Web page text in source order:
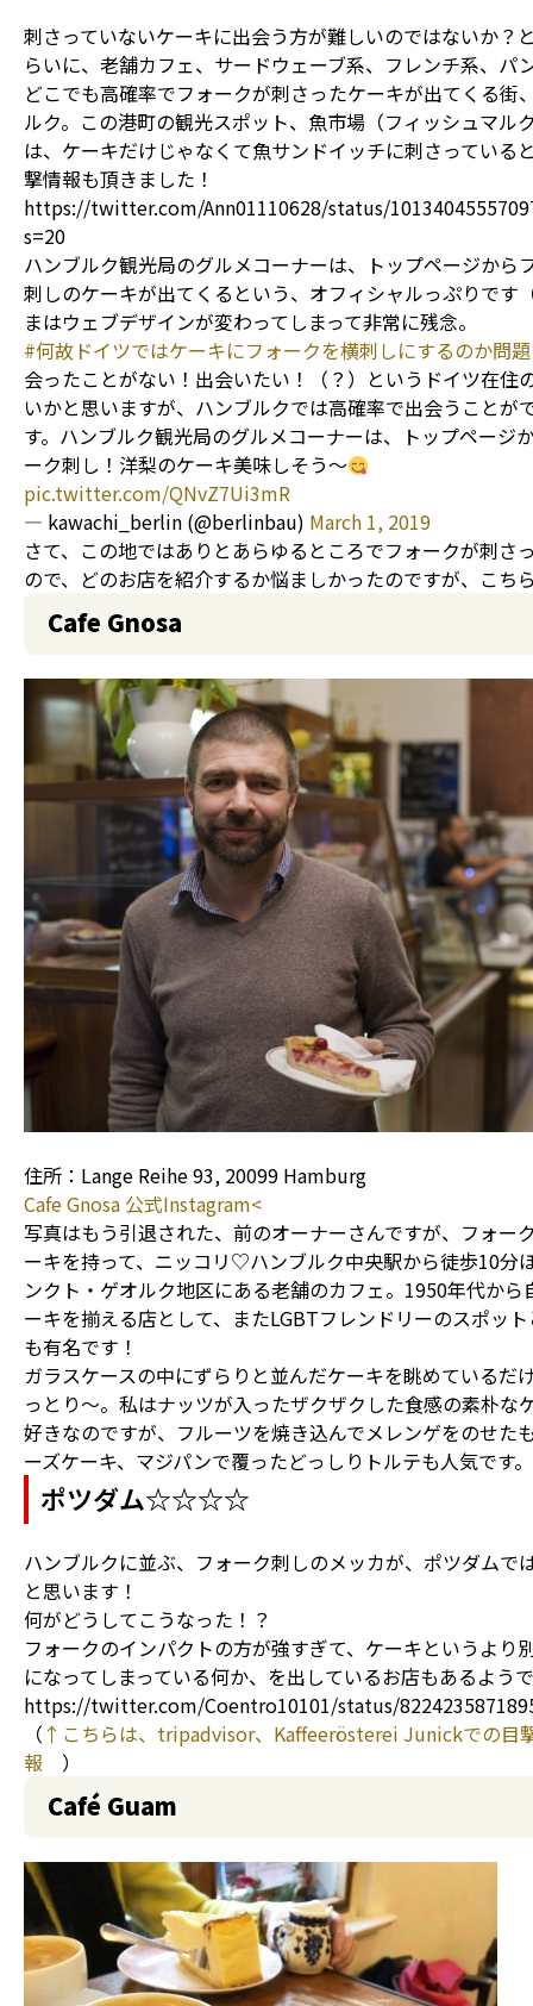
刺さっていないケーキに出会う方が難しいのではないか？
らいに、老舗カフェ、サードウェーブ系、フレンチ系、パ
どこでも高確率でフォークが刺さったケーキが出てくる街
ルク。この港町の観光スポット、魚市場（フィッシュマル
は、ケーキだけじゃなくて魚サンドイッチに刺さっている
撃情報も頂きました！
https://twitter.com/Ann01110628/status/
s=20
ハンブルク観光局のグルメコーナーは、トップページから
刺しのケーキが出てくるという、オフィシャルっぷりです
まはウェブデザインが変わってしまって非常に残念。
#何故ドイツではケーキにフォークを横刺しにするのか問題
会ったことがない！出会いたい！（？）というドイツ在住
いかと思いますが、ハンブルクでは高確率で出会うことが
す。ハンブルク観光局のグルメコーナーは、トップページ
ーク刺し！洋梨のケーキ美味しそう〜
pic.twitter.com/QNvZ7Ui3mR
— kawachi_berlin (@berlinbau) March 1, 2019
さて、この地ではありとあらゆるところでフォークが刺さ
ので、どのお店を紹介するか悩ましかったのですが、こち
Cafe Gnosa
住所：Lange Reihe 93, 20099 Hamburg
Cafe Gnosa 公式Instagram<
写真はもう引退された、前のオーナーさんですが、フォー
ーキを持って、ニッコリ♡ハンブルク中央駅から徒歩10分
ンクト・ゲオルク地区にある老舗のカフェ。1950年代から
ーキを揃える店として、またLGBTフレンドリーのスポッ
も有名です！
ガラスケースの中にずらりと並んだケーキを眺めているだ
っとり〜。私はナッツが入ったザクザクした食感の素朴な
好きなのですが、フルーツを焼き込んでメレンゲをのせた
ーズケーキ、マジパンで覆ったどっしりトルテも人気です。
ポツダム☆☆☆☆
ハンブルクに並ぶ、フォーク刺しのメッカが、ポツダムで
と思います！
何がどうしてこうなった！？
フォークのインパクトの方が強すぎて、ケーキというより
になってしまっている何か、を出しているお店もあるよう
https://twitter.com/Coentro10101/status/
（ ↑こちらは、tripadvisor、Kaffeerösterei Junickでの目
報 ）
Café Guam